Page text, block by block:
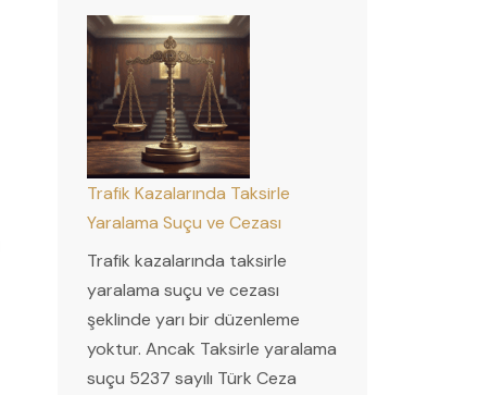
Trafik Kazalarında Taksirle
Yaralama Suçu ve Cezası
Trafik kazalarında taksirle
yaralama suçu ve cezası
şeklinde yarı bir düzenleme
yoktur. Ancak Taksirle yaralama
suçu 5237 sayılı Türk Ceza